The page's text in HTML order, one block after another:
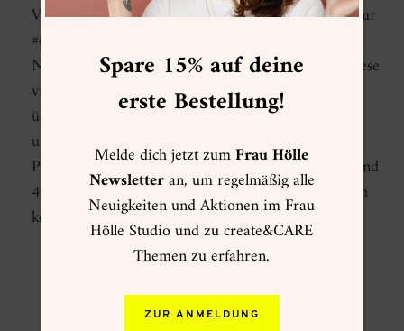
Vor genau einem Monat hatte ich an dieser Stelle zur
#doodleresolution aufgerufen, zum Festhalten der
Neujahrsvorsätze und -pläne als Sketchnote. Auf diese
visuelle Weise kann man noch einmal bewusst(er)
über die Ziele für das kommende Jahr nachdenken
und erinnert sich mit dem handfesten Ergebnis auf
Papier auch im Dezember noch daran ;) 10 Tage und
48 Doodler später Es dauerte nicht lange (eigentlich
keine 6 Stunden) bis der…
6
Spare 15% auf deine
erste Bestellung!
Melde dich jetzt zumFrau Hölle
Newsletteran, um regelmäßig alle
Neuigkeiten und Aktionen im Frau
Hölle Studio und zu create&CARE
Themen zu erfahren.
ZUR ANMELDUNG